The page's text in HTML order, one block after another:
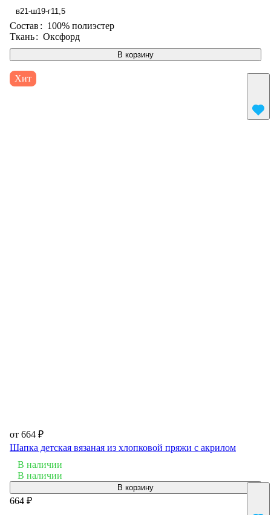
В корзину
в21-ш19-г11,5
Состав: 100% полиэстер
Ткань: Оксфорд
Хит
от 664 ₽
Шапка детская вязаная из хлопковой пряжи с акрилом
В наличии
В наличии
В корзину
664 ₽